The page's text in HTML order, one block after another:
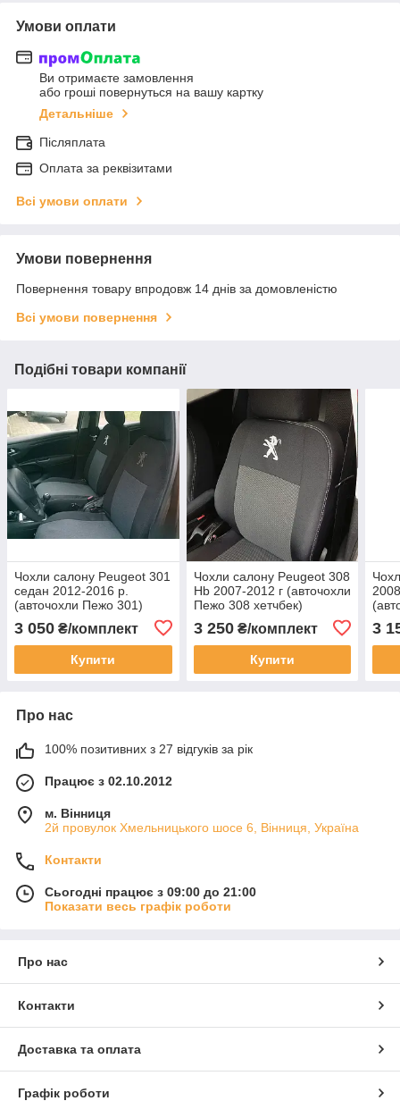
Умови оплати
Ви отримаєте замовлення
або гроші повернуться на вашу картку
Детальніше
Післяплата
Оплата за реквізитами
Всі умови оплати
Умови повернення
Повернення товару впродовж 14 днів за домовленістю
Всі умови повернення
Подібні товари компанії
Чохли салону Peugeot 301
седан 2012-2016 р.
(авточохли Пежо 301)
3 050 ₴/комплект
Купити
Чохли салону Peugeot 308
Hb 2007-2012 г (авточохли
Пежо 308 хетчбек)
3 250₴/комплект
Купити
3
Про нас
100% позитивних з 27 відгуків за рік
Працює з 02.10.2012
м. Вінниця
2й провулок Хмельницького шосе 6, Вінниця, Україна
Контакти
Сьогодні працює з 09:00 до 21:00
Показати весь графік роботи
Про нас
Контакти
Доставка та оплата
Графік роботи